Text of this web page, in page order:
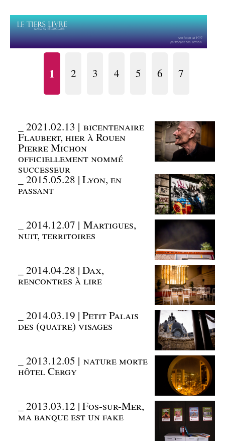
1 2 3 4 5 6 7
_2021.02.13 | bicentenaire
Flaubert, hier à Rouen
Pierre Michon
officiellement nommé
successeur
_2015.05.28 | Lyon, en
passant
_2014.12.07 | Martigues,
nuit, territoires
_2014.04.28 | Dax,
rencontres à lire
_2014.03.19 | Petit Palais
des (quatre) visages
_2013.12.05 | nature morte
hôtel Cergy
_2013.03.12 | Fos-sur-Mer,
ma banque est un fake